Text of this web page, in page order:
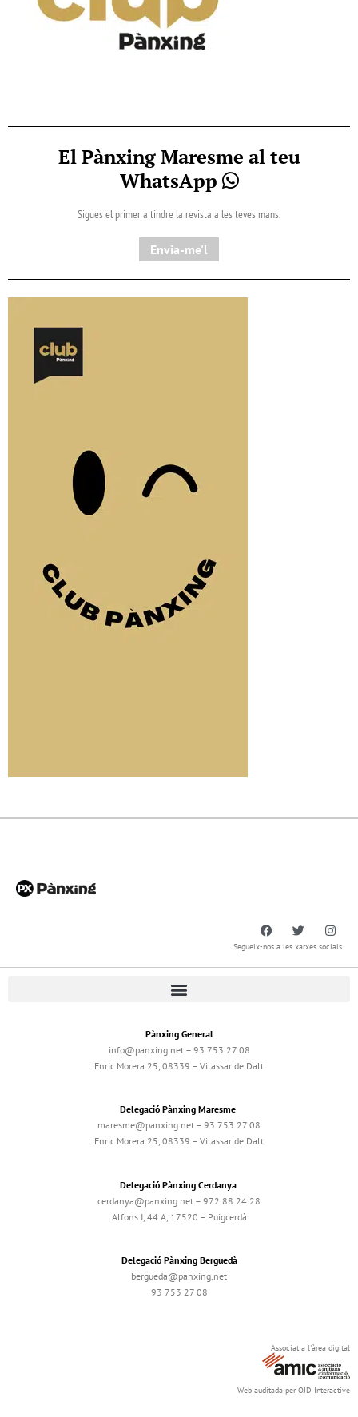
El Pànxing Maresme al teu
WhatsApp
Sigues el primer a tindre la revista a les teves mans.
Envia-me'l
Segueix-nos a les xarxes socials
Pànxing General
info@panxing.net – 93 753 27 08
Enric Morera 25, 08339 – Vilassar de Dalt
Delegació Pànxing Maresme
maresme@panxing.net – 93 753 27 08
Enric Morera 25, 08339 – Vilassar de Dalt
Delegació Pànxing Cerdanya
cerdanya@panxing.net – 972 88 24 28
Alfons I, 44 A, 17520 – Puigcerdà
Delegació Pànxing Berguedà
bergueda@panxing.net
93 753 27 08
Associat a l'àrea digital
Web auditada per OJD Interactive